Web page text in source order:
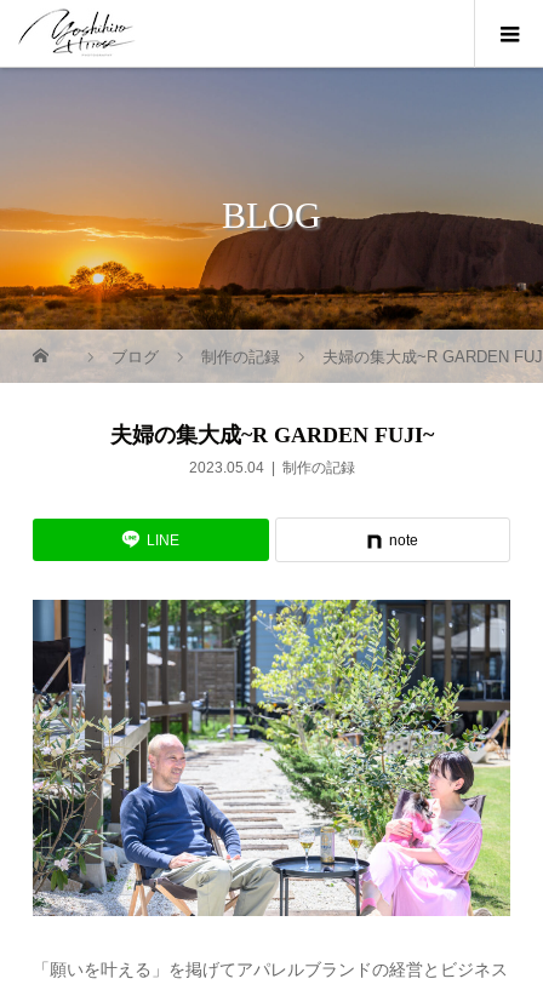
BLOG
ブログ 制作の記録 夫婦の集大成~R GARDEN
夫婦の集大成~R GARDEN FUJI~
2023.05.04 制作の記録
LINE note
「願いを叶える」を掲げてアパレルブランドの経営とビジネス